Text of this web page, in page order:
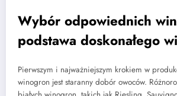
Wybór odpowiednich
podstawa doskonałego
Pierwszym i najważniejszym krokiem w
winogron jest staranny dobór owoców.